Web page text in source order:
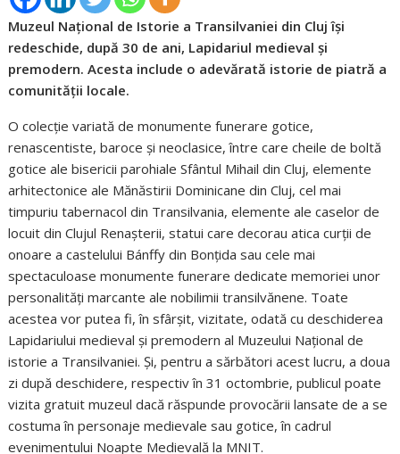
Muzeul Național de Istorie a Transilvaniei din Cluj își
redeschide, după 30 de ani, Lapidariul medieval și
premodern. Acesta include o adevărată istorie de piatră a
comunității locale.
O colecție variată de monumente funerare gotice,
renascentiste, baroce și neoclasice, între care cheile de boltă
gotice ale bisericii parohiale Sfântul Mihail din Cluj, elemente
arhitectonice ale Mănăstirii Dominicane din Cluj, cel mai
timpuriu tabernacol din Transilvania, elemente ale caselor de
locuit din Clujul Renașterii, statui care decorau atica curții de
onoare a castelului Bánffy din Bonţida sau cele mai
spectaculoase monumente funerare dedicate memoriei unor
personalități marcante ale nobilimii transilvănene. Toate
acestea vor putea fi, în sfârșit, vizitate, odată cu deschiderea
Lapidariului medieval și premodern al Muzeului Național de
istorie a Transilvaniei. Și, pentru a sărbători acest lucru, a doua
zi după deschidere, respectiv în 31 octombrie, publicul poate
vizita gratuit muzeul dacă răspunde provocării lansate de a se
costuma în personaje medievale sau gotice, în cadrul
evenimentului Noapte Medievală la MNIT.